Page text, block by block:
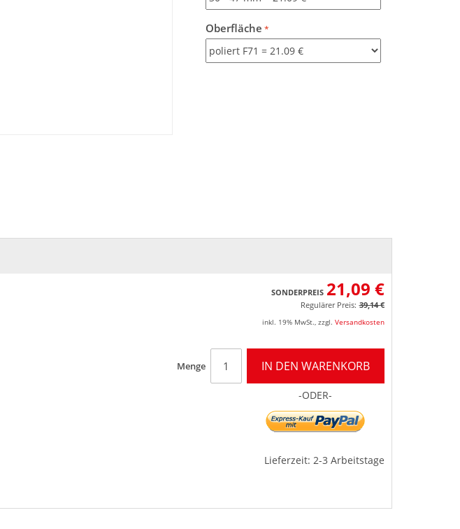
Oberfläche
SONDERPREIS 21,09 €
Regulärer Preis: 39,14 €
inkl. 19% MwSt. zzgl. Versandkosten
Menge IN DEN WARENKORB
-ODER-
Lieferzeit: 2-3 Arbeitstage